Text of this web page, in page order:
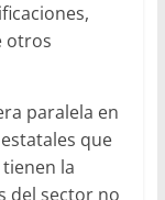
otros
paralela en
que
la
del sector no